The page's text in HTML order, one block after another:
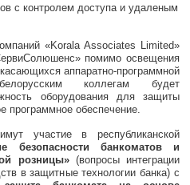
с контролем доступа и удаленым
«Korala Associates Limited»
помимо освещения
аппаратно-программной
коллегам будет
оборудования для защиты
программное обеспечение.
участие в республиканской
безопасности банкоматов и
розницы»(вопросы интеграции
в защитные технологии банка) с